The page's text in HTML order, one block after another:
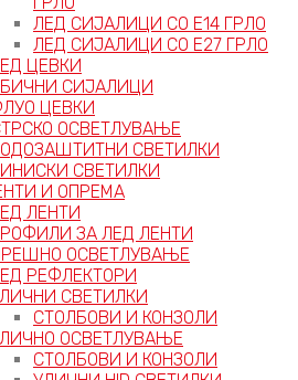
ЛЕД СИЈАЛИЦИ СО Е14 ГРЛО
ЛЕД СИЈАЛИЦИ СО Е27 ГРЛО
ЦЕВКИ
СИЈАЛИЦИ
ЦЕВКИ
ОСВЕТЛУВАЊЕ
СВЕТИЛКИ
СВЕТИЛКИ
И ОПРЕМА
ЛЕНТИ
ЗА ЛЕД ЛЕНТИ
ОСВЕТЛУВАЊЕ
РЕФЛЕКТОРИ
СВЕТИЛКИ
СТОЛБОВИ И КОНЗОЛИ
ОСВЕТЛУВАЊЕ
СТОЛБОВИ И КОНЗОЛИ